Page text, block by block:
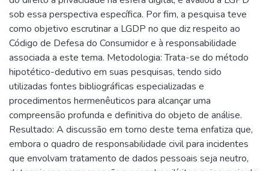
sob essa perspectiva específica. Por fim, a pesquisa teve
como objetivo escrutinar a LGDP no que diz respeito ao
Código de Defesa do Consumidor e à responsabilidade
associada a este tema. Metodologia: Trata-se do método
hipotético-dedutivo em suas pesquisas, tendo sido
utilizadas fontes bibliográficas especializadas e
procedimentos hermenêuticos para alcançar uma
compreensão profunda e definitiva do objeto de análise.
Resultado: A discussão em torno deste tema enfatiza que,
embora o quadro de responsabilidade civil para incidentes
que envolvam tratamento de dados pessoais seja neutro,